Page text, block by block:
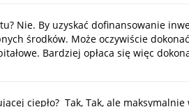
Nie. By uzyskać dofinansowanie
środków. Może oczywiście
Bardziej opłaca się więc
ciepło? Tak, Tak, ale maksymalnie